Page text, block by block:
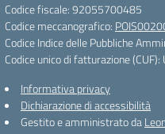
Codice fiscale: 92055700485
Codice meccanografico:
Codice Indice delle Pubbliche
Codice unico di fatturazione (CUF):
Informativa privacy
Dichiarazione di accessibilità
Gestito e amministrato da